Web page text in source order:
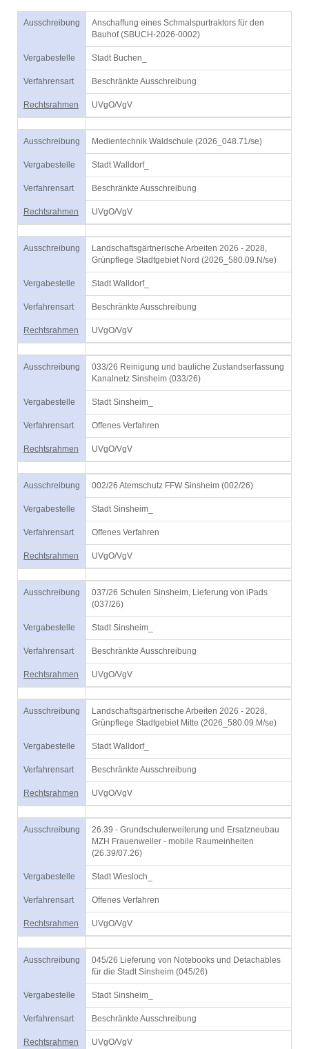
Ausschreibung
Anschaffung eines Schmalspurtraktors für den
Bauhof (SBUCH-2026-0002)
Vergabestelle Stadt Buchen_
Verfahrensart Beschränkte Ausschreibung
Rechtsrahmen UVgO/VgV
Ausschreibung Medientechnik Waldschule (2026_048.71/se)
Vergabestelle Stadt Walldorf_
Verfahrensart Beschränkte Ausschreibung
Rechtsrahmen UVgO/VgV
Ausschreibung
Landschaftsgärtnerische Arbeiten 2026 - 2028,
Grünpflege Stadtgebiet Nord (2026_580.09.N/se)
Vergabestelle Stadt Walldorf_
Verfahrensart Beschränkte Ausschreibung
Rechtsrahmen UVgO/VgV
Ausschreibung
033/26 Reinigung und bauliche Zustandserfassung
Kanalnetz Sinsheim (033/26)
Vergabestelle Stadt Sinsheim_
Verfahrensart Offenes Verfahren
Rechtsrahmen UVgO/VgV
Ausschreibung 002/26 Atemschutz FFW Sinsheim (002/26)
Vergabestelle Stadt Sinsheim_
Verfahrensart Offenes Verfahren
Rechtsrahmen UVgO/VgV
Ausschreibung
037/26 Schulen Sinsheim, Lieferung von iPads
(037/26)
Vergabestelle Stadt Sinsheim_
Verfahrensart Beschränkte Ausschreibung
Rechtsrahmen UVgO/VgV
Ausschreibung
Landschaftsgärtnerische Arbeiten 2026 - 2028,
Grünpflege Stadtgebiet Mitte (2026_580.09.M/se)
Vergabestelle Stadt Walldorf_
Verfahrensart Beschränkte Ausschreibung
Rechtsrahmen UVgO/VgV
Ausschreibung
26.39 - Grundschulerweiterung und Ersatzneubau
MZH Frauenweiler - mobile Raumeinheiten
(26.39/07.26)
Vergabestelle Stadt Wiesloch_
Verfahrensart Offenes Verfahren
Rechtsrahmen UVgO/VgV
Ausschreibung
045/26 Lieferung von Notebooks und Detachables
für die Stadt Sinsheim (045/26)
Vergabestelle Stadt Sinsheim_
Verfahrensart Beschränkte Ausschreibung
Rechtsrahmen UVgO/VgV